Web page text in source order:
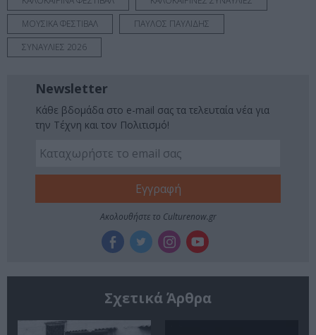
ΜΟΥΣΙΚΑ ΦΕΣΤΙΒΑΛ
ΠΑΥΛΟΣ ΠΑΥΛΙΔΗΣ
ΣΥΝΑΥΛΙΕΣ 2026
Newsletter
Κάθε βδομάδα στο e-mail σας τα τελευταία νέα για
την Τέχνη και τον Πολιτισμό!
Ακολουθήστε το Culturenow.gr
Σχετικά Άρθρα